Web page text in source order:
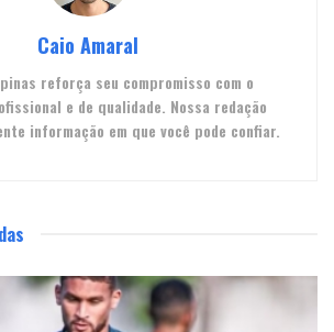
Caio Amaral
reforça seu compromisso com o
e de qualidade. Nossa redação
informação em que você pode confiar.